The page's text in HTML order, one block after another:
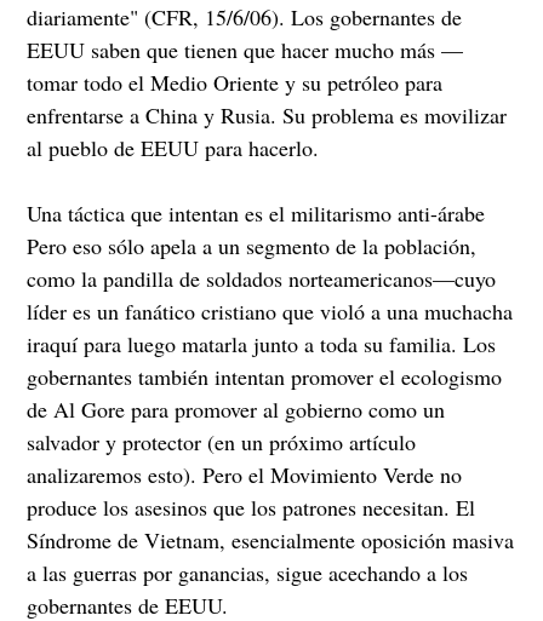
diariamente" (CFR, 15/6/06). Los gobernantes de
EEUU saben que tienen que hacer mucho más —
tomar todo el Medio Oriente y su petróleo para
enfrentarse a China y Rusia. Su problema es movilizar
al pueblo de EEUU para hacerlo.
Una táctica que intentan es el militarismo anti-árabe
Pero eso sólo apela a un segmento de la población,
como la pandilla de soldados norteamericanos—cuyo
líder es un fanático cristiano que violó a una muchacha
iraquí para luego matarla junto a toda su familia. Los
gobernantes también intentan promover el ecologismo
de Al Gore para promover al gobierno como un
salvador y protector (en un próximo artículo
analizaremos esto). Pero el Movimiento Verde no
produce los asesinos que los patrones necesitan. El
Síndrome de Vietnam, esencialmente oposición masiva
a las guerras por ganancias, sigue acechando a los
gobernantes de EEUU.